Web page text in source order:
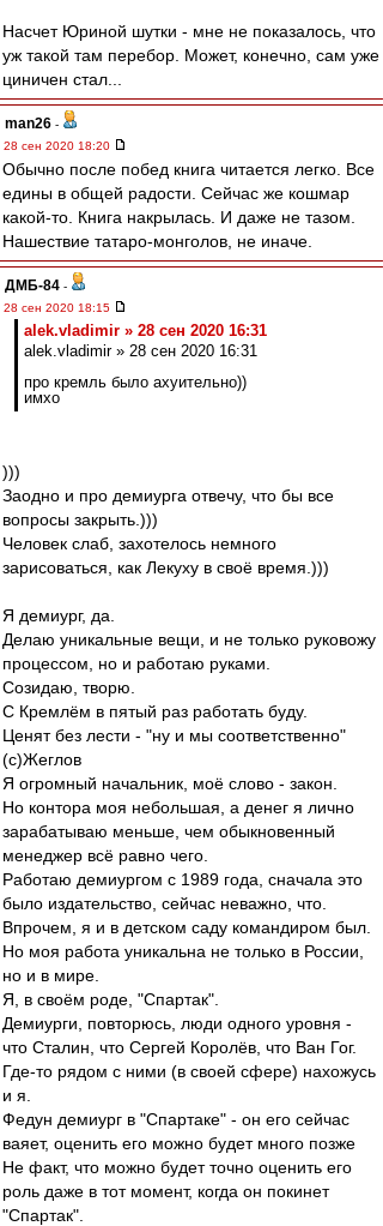
Насчет Юриной шутки - мне не показалось, что
уж такой там перебор. Может, конечно, сам уже
циничен стал...
man26 -
28 сен 2020 18:20
Обычно после побед книга читается легко. Все
едины в общей радости. Сейчас же кошмар
какой-то. Книга накрылась. И даже не тазом.
Нашествие татаро-монголов, не иначе.
ДМБ-84 -
28 сен 2020 18:15
alek.vladimir » 28 сен 2020 16:31
alek.vladimir » 28 сен 2020 16:31
про кремль было ахуительно))
имхо
)))
Заодно и про демиурга отвечу, что бы все
вопросы закрыть.)))
Человек слаб, захотелось немного
зарисоваться, как Лекуху в своё время.)))
Я демиург, да.
Делаю уникальные вещи, и не только руковожу
процессом, но и работаю руками.
Созидаю, творю.
С Кремлём в пятый раз работать буду.
Ценят без лести - "ну и мы соответственно"
(с)Жеглов
Я огромный начальник, моё слово - закон.
Но контора моя небольшая, а денег я лично
зарабатываю меньше, чем обыкновенный
менеджер всё равно чего.
Работаю демиургом с 1989 года, сначала это
было издательство, сейчас неважно, что.
Впрочем, я и в детском саду командиром был.
Но моя работа уникальна не только в России,
но и в мире.
Я, в своём роде, "Спартак".
Демиурги, повторюсь, люди одного уровня -
что Сталин, что Сергей Королёв, что Ван Гог.
Где-то рядом с ними (в своей сфере) нахожусь
и я.
Федун демиург в "Спартаке" - он его сейчас
ваяет, оценить его можно будет много позже
Не факт, что можно будет точно оценить его
роль даже в тот момент, когда он покинет
"Спартак".